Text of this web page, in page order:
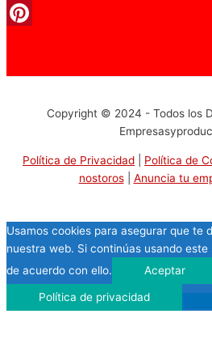
Copyright © 2024 - Todos los
Política de Privacidad Política de
nostoros| Anuncia tu
Usamos cookies para asegurar que te
nuestra web. Si continúas usando
de acuerdo con ello.
Aceptar
Política de privacidad